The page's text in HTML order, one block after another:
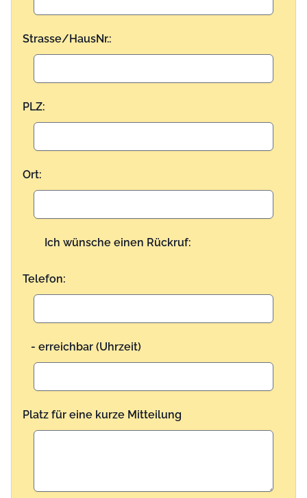
Strasse/HausNr.:
PLZ:
Ort:
Ich wünsche einen Rückruf:
Telefon:
- erreichbar (Uhrzeit)
Platz für eine kurze Mitteilung